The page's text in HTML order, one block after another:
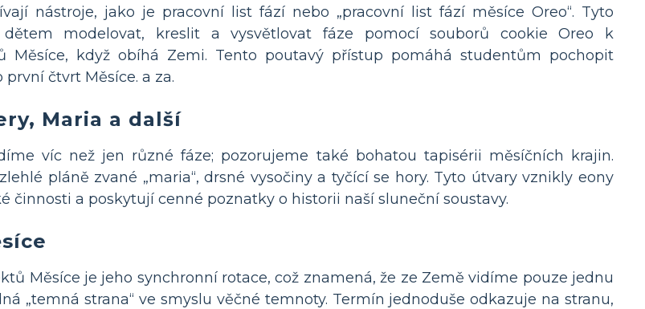
nástroje, jako je pracovní list fází nebo „pracovní list fází měsíce Oreo“. Tyto
modelovat, kreslit a vysvětlovat fáze pomocí souborů cookie Oreo k
Měsíce, když obíhá Zemi. Tento poutavý přístup pomáhá studentům pochopit
čtvrt Měsíce. a za.
Maria a další
víc než jen různé fáze; pozorujeme také bohatou tapisérii měsíčních krajin.
pláně zvané „maria“, drsné vysočiny a tyčící se hory. Tyto útvary vznikly eony
činnosti a poskytují cenné poznatky o historii naší sluneční soustavy.
Měsíce je jeho synchronní rotace, což znamená, že ze Země vidíme pouze jednu
„temná strana“ ve smyslu věčné temnoty. Termín jednoduše odkazuje na stranu,